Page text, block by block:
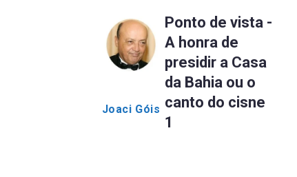
Joaci Góis
Ponto de vista -
A honra de
presidir a Casa
da Bahia ou o
canto do cisne
1